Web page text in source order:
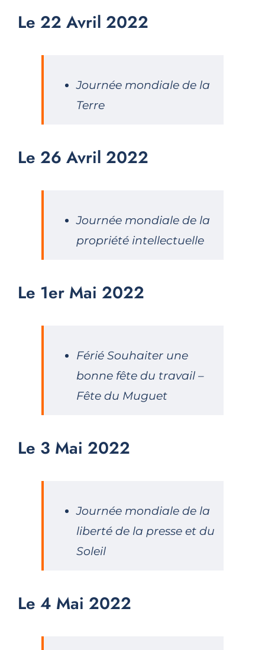
Le 22 Avril 2022
Journée mondiale de la
Terre
Le 26 Avril 2022
Journée mondiale de la
propriété intellectuelle
Le 1er Mai 2022
Férié Souhaiter une
bonne fête du travail –
Fête du Muguet
Le 3 Mai 2022
Journée mondiale de la
liberté de la presse et du
Soleil
Le 4 Mai 2022